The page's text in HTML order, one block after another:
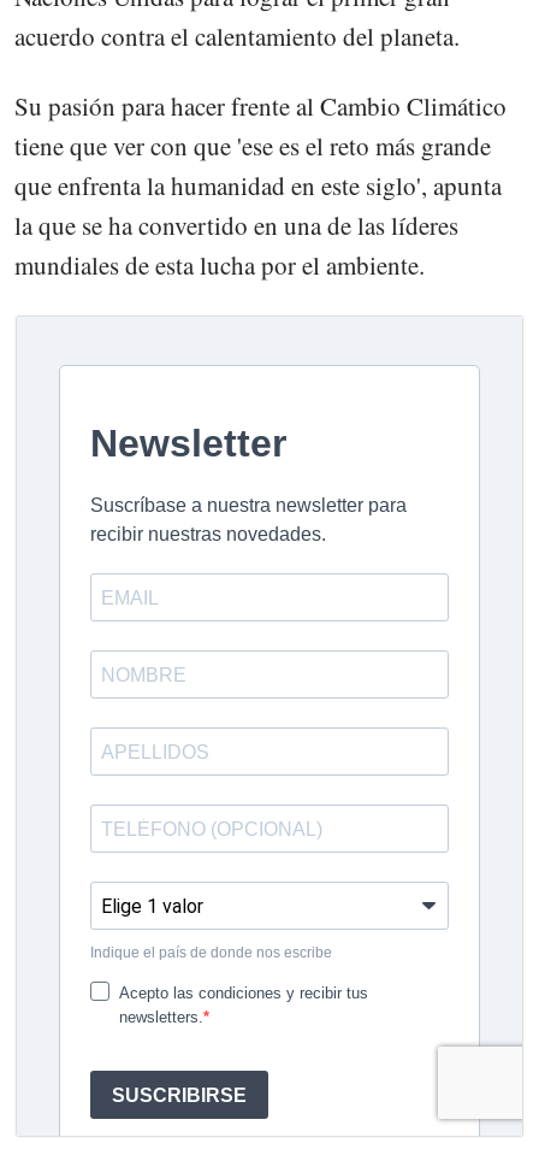
acuerdo contra el calentamiento del planeta.
Su pasión para hacer frente al Cambio Climático
tiene que ver con que 'ese es el reto más grande
que enfrenta la humanidad en este siglo', apunta
la que se ha convertido en una de las líderes
mundiales de esta lucha por el ambiente.